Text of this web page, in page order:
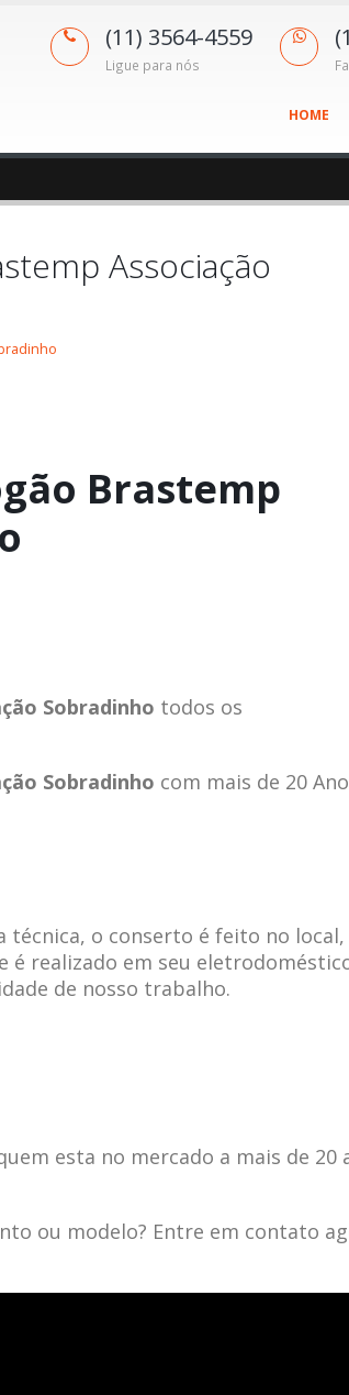
(11) 3564-4559
Ligue para nós
HOME
Associação
Brastemp
Sobradinho todos os
Sobradinho com mais de 20
técnica, o conserto é feito no local,
realizado em seu
de nosso trabalho.
esta no mercado a mais de 20
ou modelo? Entre em contato